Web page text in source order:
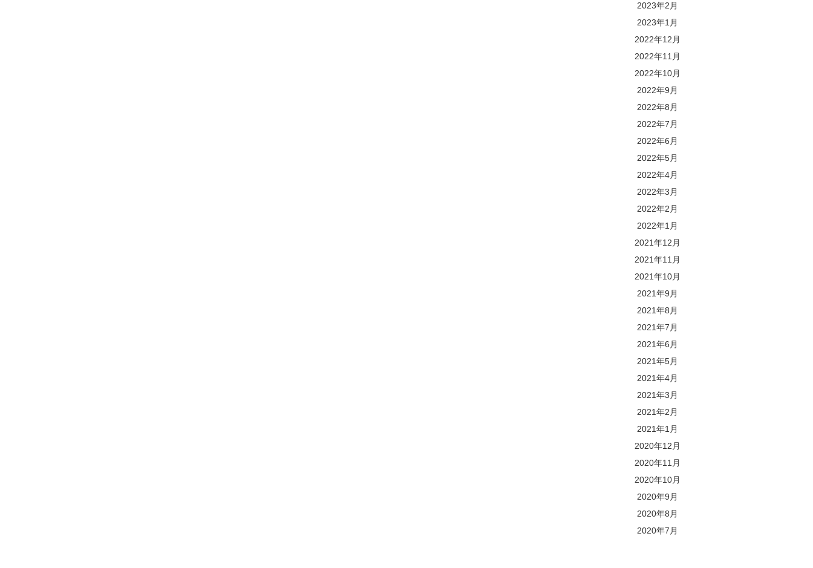
2023年2月
2023年1月
2022年12月
2022年11月
2022年10月
2022年9月
2022年8月
2022年7月
2022年6月
2022年5月
2022年4月
2022年3月
2022年2月
2022年1月
2021年12月
2021年11月
2021年10月
2021年9月
2021年8月
2021年7月
2021年6月
2021年5月
2021年4月
2021年3月
2021年2月
2021年1月
2020年12月
2020年11月
2020年10月
2020年9月
2020年8月
2020年7月